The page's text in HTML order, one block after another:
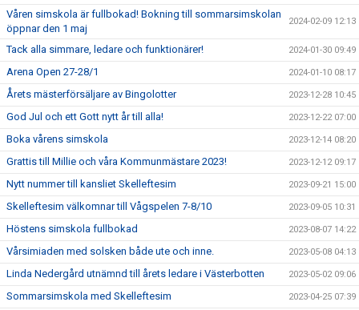
Våren simskola är fullbokad! Bokning till sommarsimskolan
öppnar den 1 maj
2024-02-09 12:13
Tack alla simmare, ledare och funktionärer! 2024-01-30 09:49
Arena Open 27-28/1 2024-01-10 08:17
Årets mästerförsäljare av Bingolotter 2023-12-28 10:45
God Jul och ett Gott nytt år till alla! 2023-12-22 07:00
Boka vårens simskola 2023-12-14 08:20
Grattis till Millie och våra Kommunmästare 2023! 2023-12-12 09:17
Nytt nummer till kansliet Skelleftesim 2023-09-21 15:00
Skelleftesim välkomnar till Vågspelen 7-8/10 2023-09-05 10:31
Höstens simskola fullbokad 2023-08-07 14:22
Vårsimiaden med solsken både ute och inne. 2023-05-08 04:13
Linda Nedergård utnämnd till årets ledare i Västerbotten 2023-05-02 09:06
Sommarsimskola med Skelleftesim 2023-04-25 07:39